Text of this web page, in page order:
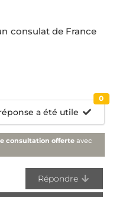
consulat de France
a été utile
0
consultation offerte avec
Répondre